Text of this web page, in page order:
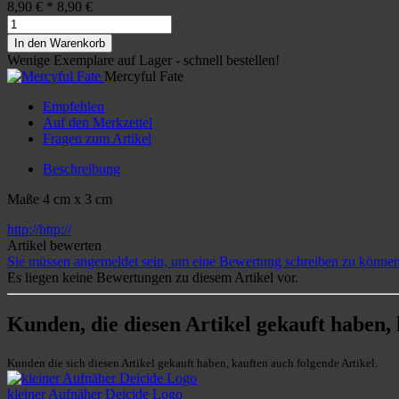
8,90 € * 8,90 €
In den Warenkorb
Wenige Exemplare auf Lager - schnell bestellen!
Mercyful Fate
Empfehlen
Auf den Merkzettel
Fragen zum Artikel
Beschreibung
Maße 4 cm x 3 cm
http://http://
Artikel bewerten
Sie müssen angemeldet sein, um eine Bewertung schreiben zu
Es liegen keine Bewertungen zu diesem Artikel vor.
Kunden, die diesen Artikel gekauft haben,
Kunden die sich diesen Artikel gekauft haben, kauften auch folgende Artikel.
kleiner Aufnäher Deicide Logo